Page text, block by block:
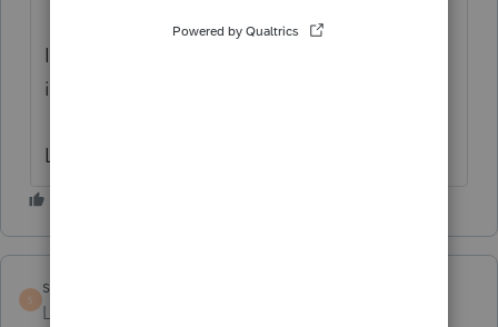
Ils louent la partie du bas au commerce et
ils habitent en haut
Le commerce est une entité à part
S
s-pichette
Level 6